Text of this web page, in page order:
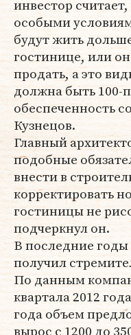
инвестор
особыми
будут жить
гостинице, или
продать, а это
должна быть 100-
обеспеченность
Кузнецов.
Главный
подобные
внести в
корректировать
гостиницы не
подчеркнул он.
В последние
получил
По данным
квартала 2012
года объем
вырос с 1200 до